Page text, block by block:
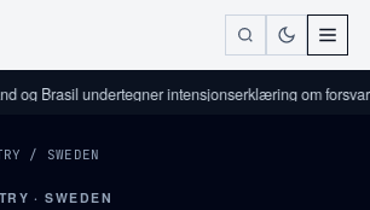
undertegner intensjonserklæring om
/ SWEDEN
· SWEDEN